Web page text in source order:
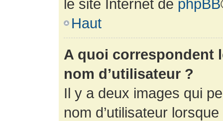
le site Internet de phpBB
Haut
A quoi correspondent
nom d’utilisateur ?
Il y a deux images qui
nom d’utilisateur